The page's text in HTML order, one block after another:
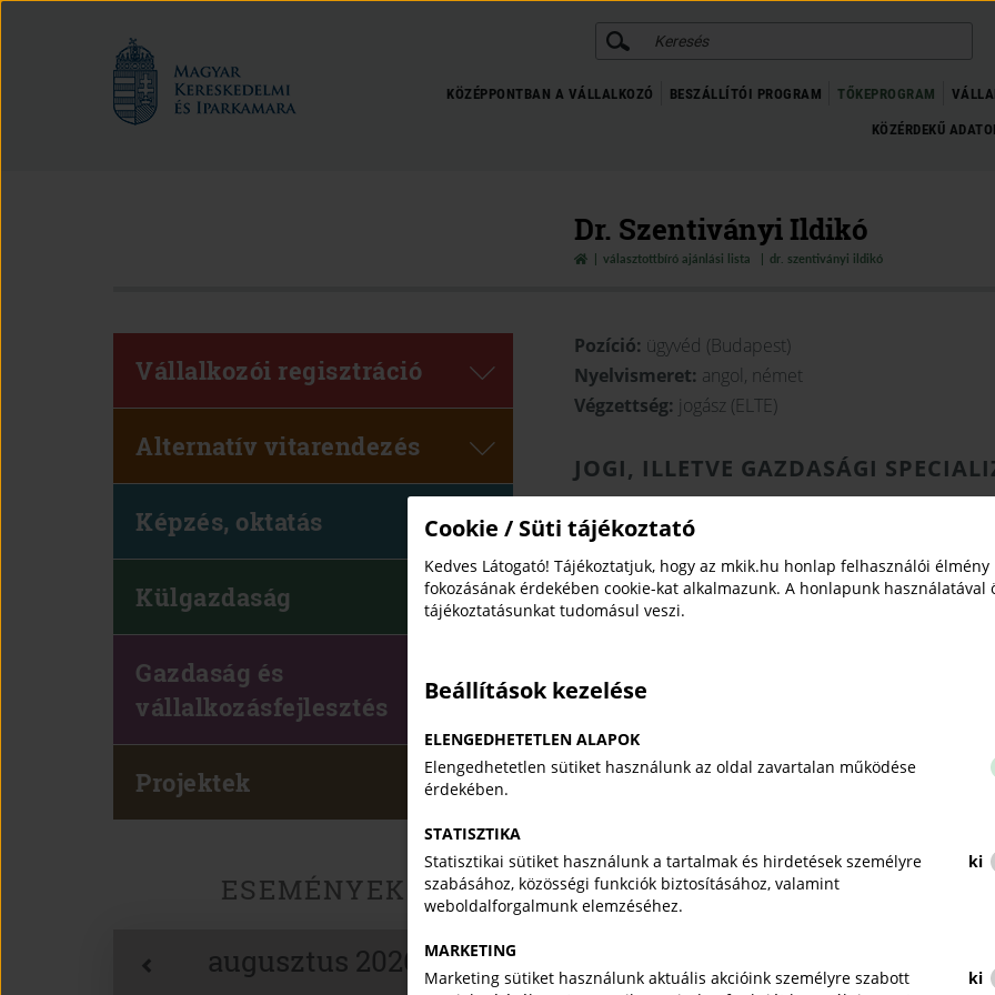
Magyar
Kereskedelmi
és
Iparkamara
KERESÉS
KÖZÉPPONTBAN A VÁLLALKOZÓ BESZÁLLÍTÓI PROGRAM TŐKEPROGRAM
KÖZÉRDEKŰ
Dr. Szentiványi Ildikó
választottbíró ajánlási lista dr. szentiványi ildikó
Vállalkozói regisztráció
Alternatív vitarendezés
Képzés, oktatás
Külgazdaság
Gazdaság és
vállalkozásfejlesztés
Projektek
ESEMÉNYEK
augusztus 2026
Pozíció: ügyvéd (Budapest)
Nyelvismeret: angol, német
Végzettség: jogász (ELTE)
JOGI, ILLETVE GAZDASÁGI
Ingatlan- és építésügyi jog - Real Estate and
Társasági jog - Corporate Law
Munkajog - Employment
Pénzügyi és bankjog -Finance and Banking
MKIK mellett működő Állandó Választottbíróság
RÉSZLETES INFORMÁCIÓ MELY
Cookie / Süti tájékoztató
Kedves Látogató! Tájékoztatjuk, hogy az mkik.hu honlap felhasználói élmény
fokozásának érdekében cookie-kat alkalmazunk. A honlapunk használatával
tájékoztatásunkat tudomásul veszi.
Beállítások kezelése
ELENGEDHETETLEN ALAPOK
Elengedhetetlen sütiket használunk az oldal zavartalan működése
érdekében.
STATISZTIKA
Statisztikai sütiket használunk a tartalmak és hirdetések személyre
szabásához, közösségi funkciók biztosításához, valamint
weboldalforgalmunk elemzéséhez.
ki
MARKETING
Marketing sütiket használunk aktuális akcióink személyre szabott
ki